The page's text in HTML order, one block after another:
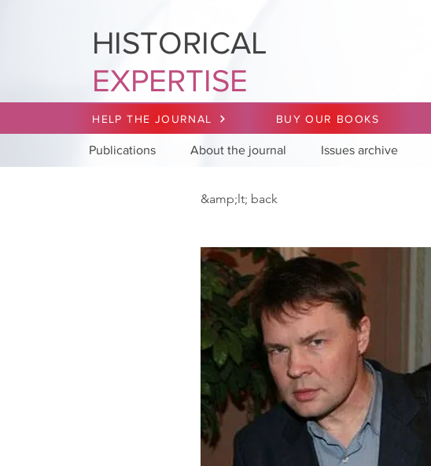
HISTORICAL
EXPERTISE
HELP THE JOURNAL BUY OUR BOOKS
Publications About the journal Issues archive
&amp;lt; back